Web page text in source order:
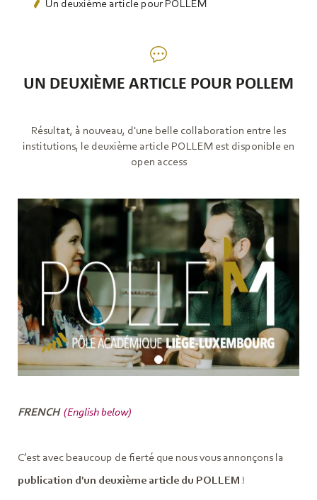
Un deuxième article pour POLLEM
UN DEUXIÈME ARTICLE POUR POLLEM
Résultat, à nouveau, d'une belle collaboration entre les
institutions, le deuxième article POLLEM est disponible en
open access
FRENCH (English below)
C’est avec beaucoup de fierté que nous vous annonçons la
publication d'un deuxième article du POLLEM !